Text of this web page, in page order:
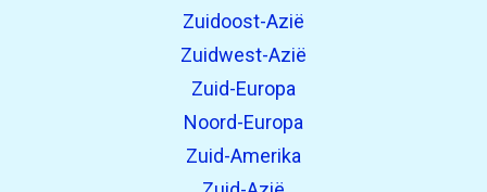
Zuidoost-Azië
Zuidwest-Azië
Zuid-Europa
Noord-Europa
Zuid-Amerika